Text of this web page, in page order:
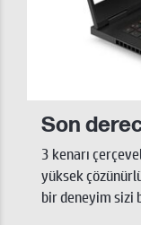
Son
3 kenarı
yüksek
bir deneyim sizi